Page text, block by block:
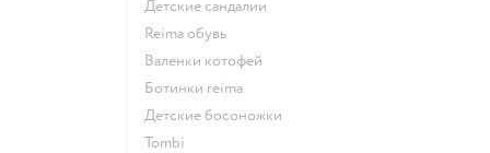
Детские сандалии
Reima обувь
Валенки котофей
Ботинки reima
Детские босоножки
Tombi